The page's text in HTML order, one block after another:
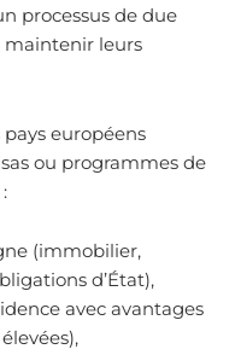
processus de due
maintenir leurs
européens
ou programmes de
(immobilier,
d’État),
avec avantages